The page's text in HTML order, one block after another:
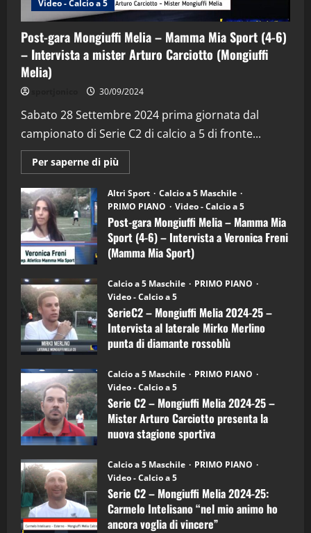
Video - Calcio a 5
Post-gara Mongiuffi Melia – Mamma Mia Sport (4-6)
– Intervista a mister Arturo Carciotto (Mongiuffi
Melia)
30/09/2024
Sabato 28 Settembre 2024 prima giornata dal
campionato di Serie C2 di calcio a 5 di fronte...
Per saperne di più
informazioni
Post-
gara
Mongiuffi
Melia
–
Mamma
Mia
Sport
6)
–
Intervista
a
mister
Arturo
Carciotto
(Mongiuffi
Altri Sport
Calcio a 5 Maschile
PRIMO PIANO
Video - Calcio a 5
Post-gara Mongiuffi Melia – Mamma Mia
Sport (4-6) – Intervista a Veronica Freni
(Mamma Mia Sport)
Calcio a 5 Maschile
PRIMO PIANO
Video - Calcio a 5
SerieC2 – Mongiuffi Melia 2024-25 –
Intervista al laterale Mirko Merlino
punta di diamante rossoblù
Calcio a 5 Maschile
PRIMO PIANO
Video - Calcio a 5
Serie C2 – Mongiuffi Melia 2024-25 –
Mister Arturo Carciotto presenta la
nuova stagione sportiva
Calcio a 5 Maschile
PRIMO PIANO
Video - Calcio a 5
Serie C2 – Mongiuffi Melia 2024-25:
Carmelo Intelisano “nel mio animo ho
ancora voglia di vincere”
2
“SportEmpire” in Podcast: 29^ Puntata
(Martedi 28 Aprile 2026)
28/04/2026
3
"SportEmpire" in Podcast
“SportEmpire” in Podcast: 28^ Puntata
(Martedi 21 Aprile 2026)
21/04/2026
4
“SportEmpire” in Podcast: 27^ Puntata
(Martedi 14 Aprile 2026)
15/04/2026
5
“SportEmpire” in Podcast: 26^ Puntata
(Martedi 07 Aprile 2026)
08/04/2026
1
“SportEmpire” in Podcast: 30^ Puntata
(Martedi 05 Maggio 2026)
08/05/2026